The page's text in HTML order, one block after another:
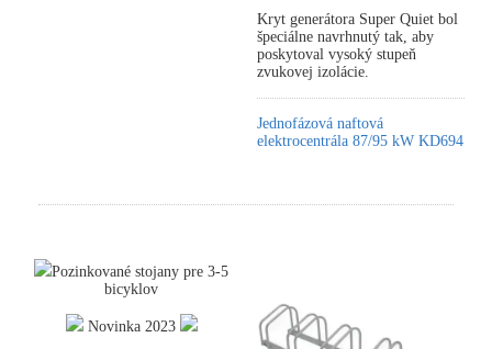
Kryt generátora Super Quiet bol
špeciálne navrhnutý tak, aby
poskytoval vysoký stupeň
zvukovej izolácie.
Jednofázová naftová
elektrocentrála 87/95 kW KD694
Pozinkované stojany pre 3-5
bicyklov
Novinka 2023